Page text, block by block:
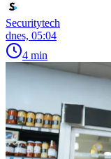
Securitytech
dnes, 05:04
4 min